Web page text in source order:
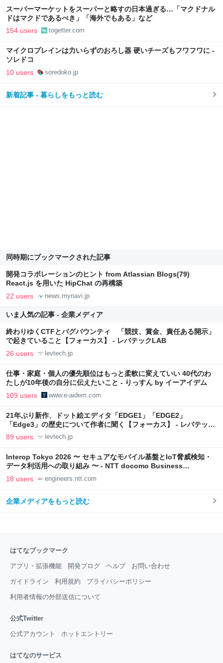
スーパーマーケットをスーパーと略すの日本過ぎる…「マクドナル
ドはマクドであるべき」「海外でもある」など
154 users togetter.com
マイクロプレインは力いらずのおろし器 硬いチーズもフワフワに -
ソレドコ
10 users soredoko.jp
新着記事 - 暮らしをもっと読む
同時期にブックマークされた記事
開発コラボレーションのヒント from Atlassian Blogs(79)
React.js を用いた HipChat の再構築
22 users news.mynavi.jp
いま人気の記事 - 企業メディア
終わりゆくCTFとバグバウンティ 「競技、賞金、責任ある開示」
で起きていること【フォーカス】 - レバテックLAB
26 users levtech.jp
仕事・家庭・個人の優先順位はもっと柔軟に変えていい 40代のわ
たしが10年後の自分に伝えたいこと - りっすん by イーアイデム
109 users www.e-aidem.com
21年ぶり新作、ドット絵エディタ「EDGE1」「EDGE2」
「Edge3」の歴史について作者に聞く【フォーカス】 - レバテック
LAB
89 users levtech.jp
Interop Tokyo 2026 〜 セキュアなモバイル基盤とIoT脅威検知・
データ利活用への取り組み 〜 - NTT docomo Business
Engineers' Blog
18 users engineers.ntt.com
企業メディアをもっと読む
はてなブックマーク
アプリ・拡張機能 開発ブログ ヘルプ お問い合わせ
ガイドライン 利用規約 プライバシーポリシー
利用者情報の外部送信について
公式Twitter
公式アカウント ホットエントリー
はてなのサービス